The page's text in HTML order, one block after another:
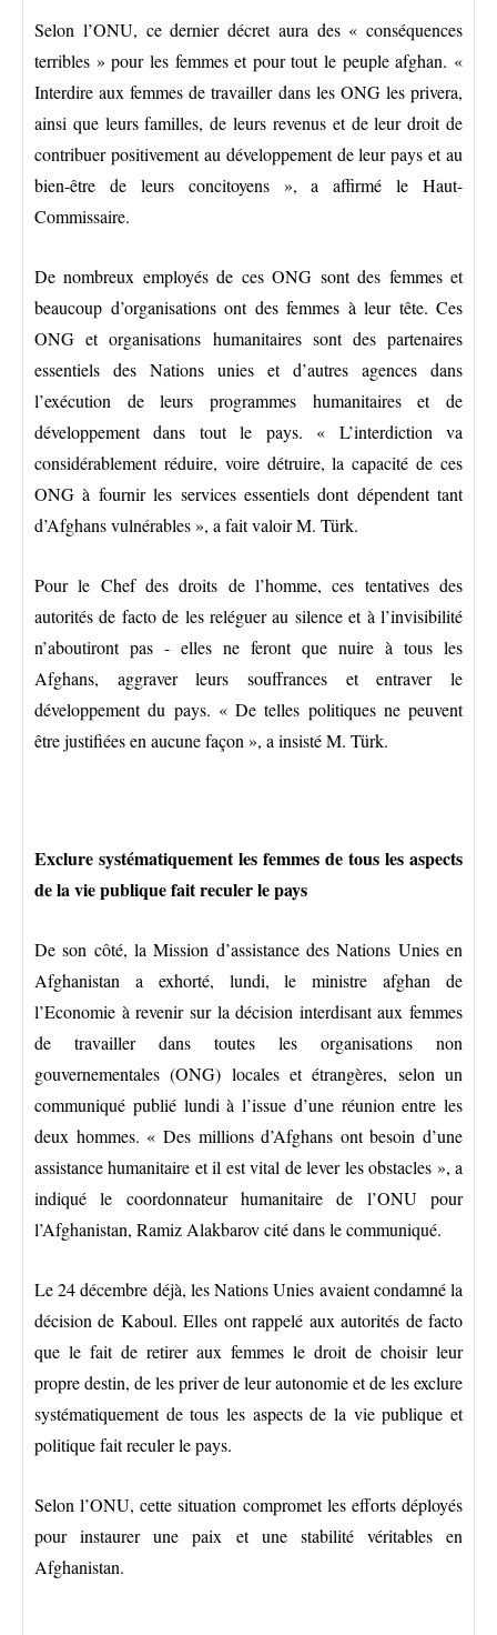
Selon l’ONU, ce dernier décret aura des « conséquences
terribles » pour les femmes et pour tout le peuple afghan. «
Interdire aux femmes de travailler dans les ONG les privera,
ainsi que leurs familles, de leurs revenus et de leur droit de
contribuer positivement au développement de leur pays et au
bien-être de leurs concitoyens », a affirmé le Haut-
Commissaire.
De nombreux employés de ces ONG sont des femmes et
beaucoup d’organisations ont des femmes à leur tête. Ces
ONG et organisations humanitaires sont des partenaires
essentiels des Nations unies et d’autres agences dans
l’exécution de leurs programmes humanitaires et de
développement dans tout le pays. « L’interdiction va
considérablement réduire, voire détruire, la capacité de ces
ONG à fournir les services essentiels dont dépendent tant
d’Afghans vulnérables », a fait valoir M. Türk.
Pour le Chef des droits de l’homme, ces tentatives des
autorités de facto de les reléguer au silence et à l’invisibilité
n’aboutiront pas - elles ne feront que nuire à tous les
Afghans, aggraver leurs souffrances et entraver le
développement du pays. « De telles politiques ne peuvent
être justifiées en aucune façon », a insisté M. Türk.
Exclure systématiquement les femmes de tous les aspects
de la vie publique fait reculer le pays
De son côté, la Mission d’assistance des Nations Unies en
Afghanistan a exhorté, lundi, le ministre afghan de
l’Economie à revenir sur la décision interdisant aux femmes
de travailler dans toutes les organisations non
gouvernementales (ONG) locales et étrangères, selon un
communiqué publié lundi à l’issue d’une réunion entre les
deux hommes. « Des millions d’Afghans ont besoin d’une
assistance humanitaire et il est vital de lever les obstacles », a
indiqué le coordonnateur humanitaire de l’ONU pour
l’Afghanistan, Ramiz Alakbarov cité dans le communiqué.
Le 24 décembre déjà, les Nations Unies avaient condamné la
décision de Kaboul. Elles ont rappelé aux autorités de facto
que le fait de retirer aux femmes le droit de choisir leur
propre destin, de les priver de leur autonomie et de les exclure
systématiquement de tous les aspects de la vie publique et
politique fait reculer le pays.
Selon l’ONU, cette situation compromet les efforts déployés
pour instaurer une paix et une stabilité véritables en
Afghanistan.